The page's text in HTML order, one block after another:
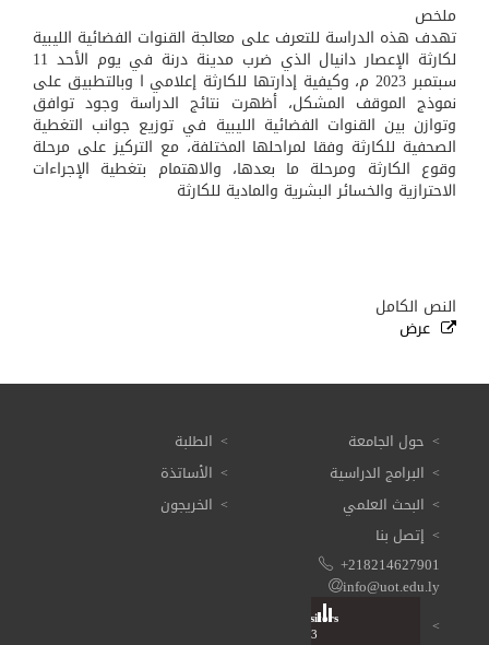
ملخص
تهدف هذه الدراسة للتعرف على معالجة القنوات الفضائية الليبية
لكارثة الإعصار دانيال الذي ضرب مدينة درنة في يوم الأحد 11
سبتمبر 2023 م، وكيفية إدارتها للكارثة إعلامي ا وبالتطبيق على
نموذج الموقف المشكل، أظهرت نتائج الدراسة وجود توافق
وتوازن بين القنوات الفضائية الليبية في توزيع جوانب التغطية
الصحفية للكارثة وفقا لمراحلها المختلفة، مع التركيز على مرحلة
وقوع الكارثة ومرحلة ما بعدها، والاهتمام بتغطية الإجراءات
الاحترازية والخسائر البشرية والمادية للكارثة
النص الكامل
عرض
حول الجامعة
البرامج الدراسية
البحث العلمي
الطلبة
الأساتذة
الخريجون
إتصل بنا
+218214627901
info@uot.edu.ly
Total: 3 615 533
Visitors